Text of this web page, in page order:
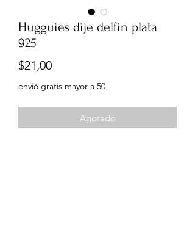
Hugguies dije delfin plata
925
$21,00Precio
envió gratis mayor a 50
Agotado